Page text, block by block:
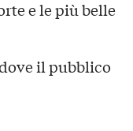
e le più belle
il pubblico